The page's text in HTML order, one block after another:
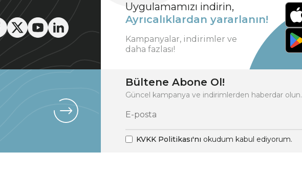
Uygulamamızı indirin,
Ayrıcalıklardan yararlanın!
Kampanyalar, indirimler ve
daha fazlası!
Bültene Abone Ol!
Güncel kampanya ve indirimlerden haberdar olun.
KVKK Politikası'nı okudum kabul ediyorum.